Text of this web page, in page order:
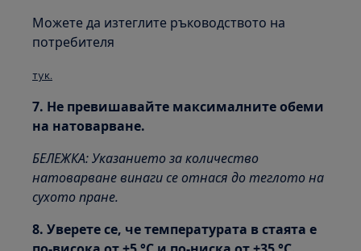
Можете да изтеглите ръководството на
потребителя
тук.
7. Не превишавайте максималните обеми
на натоварване.
БЕЛЕЖКА: Указанието за количество
натоварване винаги се отнася до теглото на
сухото пране.
8. Уверете се, че температурата в стаята е